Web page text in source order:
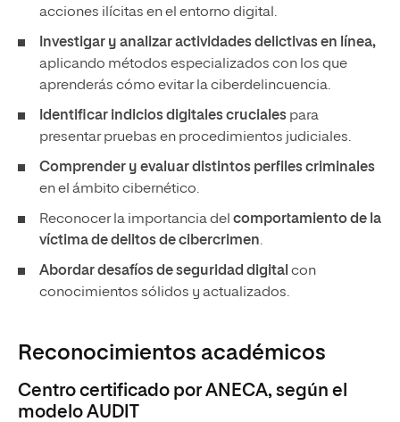
acciones ilícitas en el entorno digital.
Investigar y analizar actividades delictivas en línea,
aplicando métodos especializados con los que
aprenderás cómo evitar la ciberdelincuencia.
Identificar indicios digitales cruciales para
presentar pruebas en procedimientos judiciales.
Comprender y evaluar distintos perfiles criminales
en el ámbito cibernético.
Reconocer la importancia del comportamiento de la
víctima de delitos de cibercrimen.
Abordar desafíos de seguridad digital con
conocimientos sólidos y actualizados.
Reconocimientos académicos
Centro certificado por ANECA, según el
modelo AUDIT